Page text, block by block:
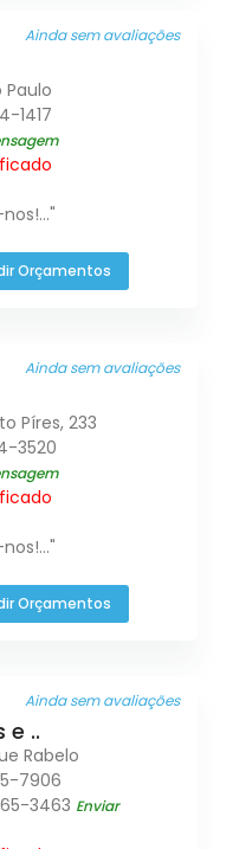
Ainda sem avaliações
Paulo
1417
Orçamentos
Ainda sem avaliações
Píres, 233
3520
Orçamentos
Ainda sem avaliações
e ..
Rabelo
7906
3463 Enviar